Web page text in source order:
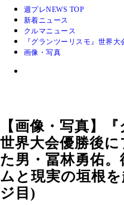
週プレNEWS TOP
新着ニュース
クルマニュース
『グランツーリスモ』世界
画像・写真
【画像・写真】
世界大会優勝後
た男・冨林勇佑
ムと現実の垣根
ジ目)